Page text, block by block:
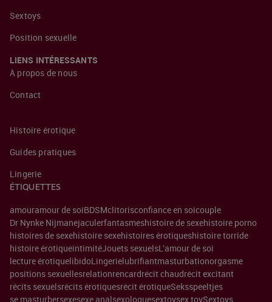
Sextoys
Position sexuelle
LIENS INTÉRESSANTS
À propos de nous
Contact
Histoire érotique
Guides pratiques
Lingerie
ÉTIQUETTES
amouramour de soiBDSMclitorisconfiance en soicouple
Dr Nynke Nijmanejaculerfantasmeshistoire de sexehistoire porno
histoires de sexehistoire sexehistoires érotiqueshistoire torride
histoire érotiqueintimitéJouets sexuelsL'amour de soi
lecture érotiquelibidoLingerielubrifiantmasturbationorgasme
positions sexuellesrelationrencardrécit chaudrécit excitant
récits sexuelsrécits érotiquesrécit érotiqueSeksspeeltjes
se masturbersexesexe analsexologuesextoysex toySextoys